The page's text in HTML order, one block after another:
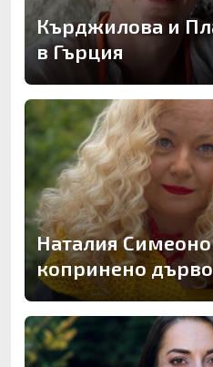
Кърджилова и
в Гърция
Наталия
копринено дърво